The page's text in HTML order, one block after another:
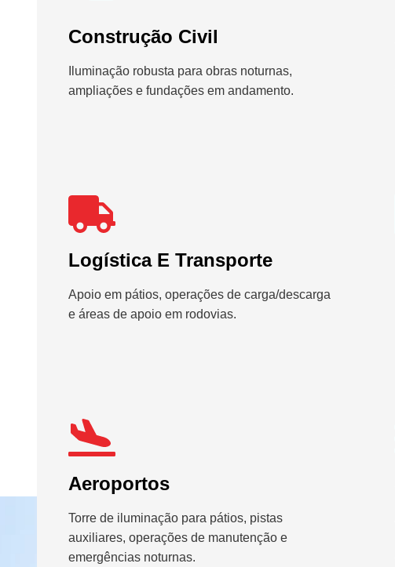
Construção Civil
Iluminação robusta para obras noturnas,
ampliações e fundações em andamento.
Logística E Transporte
Apoio em pátios, operações de carga/descarga
e áreas de apoio em rodovias.
Aeroportos
Torre de iluminação para pátios, pistas
auxiliares, operações de manutenção e
emergências noturnas.